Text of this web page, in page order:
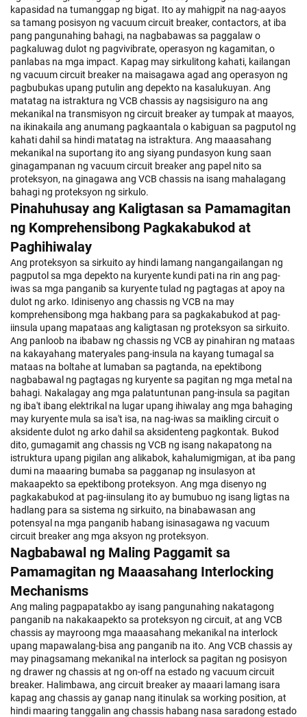
kapasidad na tumanggap ng bigat. Ito ay mahigpit na nag-aayos
sa tamang posisyon ng vacuum circuit breaker, contactors, at iba
pang pangunahing bahagi, na nagbabawas sa paggalaw o
pagkaluwag dulot ng pagvivibrate, operasyon ng kagamitan, o
panlabas na mga impact. Kapag may sirkulitong kahati, kailangan
ng vacuum circuit breaker na maisagawa agad ang operasyon ng
pagbubukas upang putulin ang depekto na kasalukuyan. Ang
matatag na istraktura ng VCB chassis ay nagsisiguro na ang
mekanikal na transmisyon ng circuit breaker ay tumpak at maayos,
na ikinakaila ang anumang pagkaantala o kabiguan sa pagputol ng
kahati dahil sa hindi matatag na istraktura. Ang maaasahang
mekanikal na suportang ito ang siyang pundasyon kung saan
ginagampanan ng vacuum circuit breaker ang papel nito sa
proteksyon, na ginagawa ang VCB chassis na isang mahalagang
bahagi ng proteksyon ng sirkulo.
Pinahuhusay ang Kaligtasan sa Pamamagitan
ng Komprehensibong Pagkakabukod at
Paghihiwalay
Ang proteksyon sa sirkuito ay hindi lamang nangangailangan ng
pagputol sa mga depekto na kuryente kundi pati na rin ang pag-
iwas sa mga panganib sa kuryente tulad ng pagtagas at apoy na
dulot ng arko. Idinisenyo ang chassis ng VCB na may
komprehensibong mga hakbang para sa pagkakabukod at pag-
iinsula upang mapataas ang kaligtasan ng proteksyon sa sirkuito.
Ang panloob na ibabaw ng chassis ng VCB ay pinahiran ng mataas
na kakayahang materyales pang-insula na kayang tumagal sa
mataas na boltahe at lumaban sa pagtanda, na epektibong
nagbabawal ng pagtagas ng kuryente sa pagitan ng mga metal na
bahagi. Nakalagay ang mga palatuntunan pang-insula sa pagitan
ng iba't ibang elektrikal na lugar upang ihiwalay ang mga bahaging
may kuryente mula sa isa't isa, na nag-iwas sa maikling circuit o
aksidente dulot ng arko dahil sa aksidenteng pagkontak. Bukod
dito, gumagamit ang chassis ng VCB ng isang nakapatong na
istruktura upang pigilan ang alikabok, kahalumigmigan, at iba pang
dumi na maaaring bumaba sa pagganap ng insulasyon at
makaapekto sa epektibong proteksyon. Ang mga disenyo ng
pagkakabukod at pag-iinsulang ito ay bumubuo ng isang ligtas na
hadlang para sa sistema ng sirkuito, na binabawasan ang
potensyal na mga panganib habang isinasagawa ng vacuum
circuit breaker ang mga aksyon ng proteksyon.
Nagbabawal ng Maling Paggamit sa
Pamamagitan ng Maaasahang Interlocking
Mechanisms
Ang maling pagpapatakbo ay isang pangunahing nakatagong
panganib na nakakaapekto sa proteksyon ng circuit, at ang VCB
chassis ay mayroong mga maaasahang mekanikal na interlock
upang mapawalang-bisa ang panganib na ito. Ang VCB chassis ay
may pinagsamang mekanikal na interlock sa pagitan ng posisyon
ng drawer ng chassis at ng on-off na estado ng vacuum circuit
breaker. Halimbawa, ang circuit breaker ay maaari lamang isara
kapag ang chassis ay ganap nang itinulak sa working position, at
hindi maaring tanggalin ang chassis habang nasa saradong estado